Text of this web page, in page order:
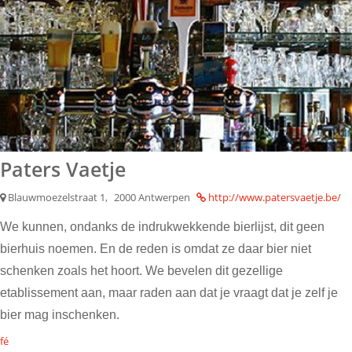
Paters Vaetje
Blauwmoezelstraat 1, 2000 Antwerpen http://www.patersvaetje.be/
We kunnen, ondanks de indrukwekkende bierlijst, dit geen
bierhuis noemen. En de reden is omdat ze daar bier niet
schenken zoals het hoort. We bevelen dit gezellige
etablissement aan, maar raden aan dat je vraagt dat je zelf je
bier mag inschenken.